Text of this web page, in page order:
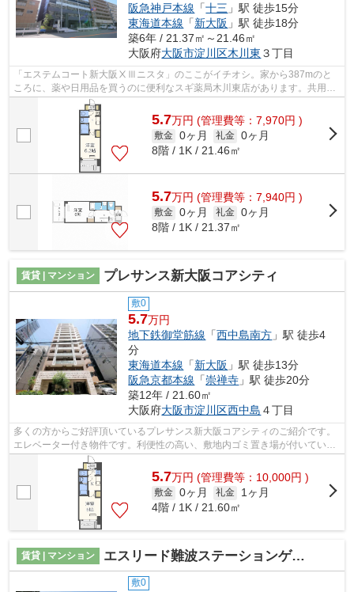
阪急神戸本線 「十三 」駅 徒歩15分
東海道本線 「新大阪 」駅 徒歩18分
築6年 / 21.37㎡～21.46㎡
大阪府大阪市淀川区木川東 ３丁目
「エステムコート新大阪ⅩⅢニスタ」のここがイチオシ。家から387mのと
ころに、薬や日用品を買うのに便利なスギ薬局木川東店があります。共用部
には敷地内ごみ置き場・エレベータなどが...
5.7万円 (管理費等：7,970円 )
敷金 0ヶ月 礼金 0ヶ月
8階 / 1K / 21.46㎡
5.7万円 (管理費等：7,940円 )
敷金 0ヶ月 礼金 0ヶ月
8階 / 1K / 21.37㎡
賃貸 | マンション プレサンス新大阪コアシティ
敷0
5.7万円
地下鉄御堂筋線 「西中島南方 」駅 徒歩4
分
東海道本線 「新大阪 」駅 徒歩13分
阪急京都本線 「崇禅寺 」駅 徒歩20分
築12年 / 21.60㎡
大阪府大阪市淀川区西中島 ４丁目
多くの方からご好評頂いているプレサンス新大阪コアシティのご紹介です。
エレベーター付き物件です。利便性の高い、敷地内ゴミ置き場が付いていま
す。高ニーズな駅近の物件で、徒歩4分...
5.7万円 (管理費等：10,000円 )
敷金 0ヶ月 礼金
1ヶ月
4階 / 1K / 21.60㎡
賃貸 | マンション エスリード難波ステーションゲート サウステラス
敷0